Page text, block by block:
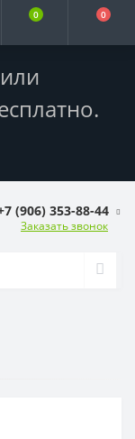
.
0 0
(906) 353-88-44
Заказать звонок